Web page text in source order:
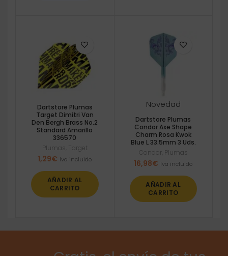
Dartstore Plumas
Target Dimitri Van
Den Bergh Brass No.2
Standard Amarillo
336570
Plumas Target
1,29€ Iva incluido
AÑADIR AL
CARRITO
Novedad
Dartstore Plumas
Condor Axe Shape
Charm Rosa Kwok
Blue L 33.5mm 3 Uds.
Condor Plumas
16,98€ Iva incluido
AÑADIR AL
CARRITO